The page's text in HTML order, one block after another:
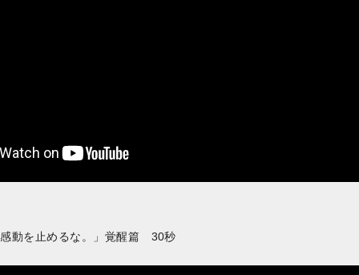
動を止めるな。」覚醒篇 30秒